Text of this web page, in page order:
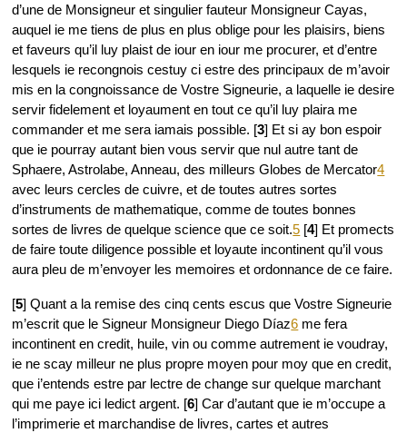
d’une de Monsigneur et singulier fauteur Monsigneur Cayas,
auquel ie me tiens de plus en plus oblige pour les plaisirs, biens
et faveurs qu’il luy plaist de iour en iour me procurer, et d’entre
lesquels ie recongnois cestuy ci estre des principaux de m’avoir
mis en la congnoissance de Vostre Signeurie, a laquelle ie desire
servir fidelement et loyaument en tout ce qu’il luy plaira me
commander et me sera iamais possible. [3] Et si ay bon espoir
que ie pourray autant bien vous servir que nul autre tant de
Sphaere, Astrolabe, Anneau, des milleurs Globes de Mercator4
avec leurs cercles de cuivre, et de toutes autres sortes
d’instruments de mathematique, comme de toutes bonnes
sortes de livres de quelque science que ce soit.5 [4] Et promects
de faire toute diligence possible et loyaute incontinent qu’il vous
aura pleu de m’envoyer les memoires et ordonnance de ce faire.
[5] Quant a la remise des cinq cents escus que Vostre Signeurie
m’escrit que le Signeur Monsigneur Diego Díaz6 me fera
incontinent en credit, huile, vin ou comme autrement ie voudray,
ie ne scay milleur ne plus propre moyen pour moy que en credit,
que i’entends estre par lectre de change sur quelque marchant
qui me paye ici ledict argent. [6] Car d’autant que ie m’occupe a
l’imprimerie et marchandise de livres, cartes et autres